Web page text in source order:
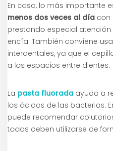
En casa, lo más importante
menos dos veces al día con
prestando especial
encía. También conviene
interdentales, ya que el
a los espacios entre dientes.
La pasta fluorada ayuda a
los ácidos de las bacterias.
puede recomendar
todos deben utilizarse de